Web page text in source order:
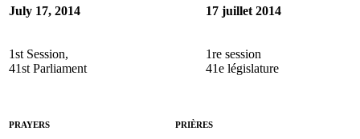
July 17, 2014 17 juillet 2014
1st Session,
41st Parliament
1re session
41e législature
PRAYERS PRIÈRES